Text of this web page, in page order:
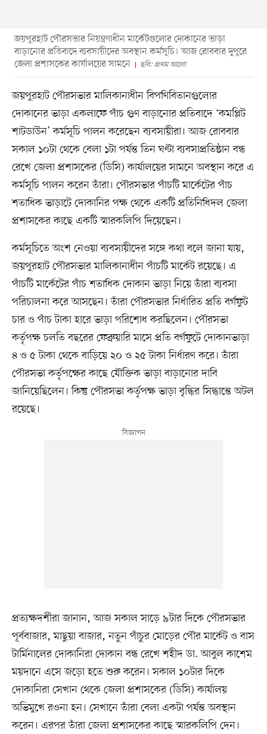
জয়পুরহাট পৌরসভার নিয়ন্ত্রণাধীন মার্কেটগুলোর দোকানের ভাড়া
বাড়ানোর প্রতিবাদে ব্যবসায়ীদের অবস্থান কর্মসূচি। আজ রোববার দুপুরে
জেলা প্রশাসকের কার্যালয়ের সামনে
ছবি: প্রথম আলো
জয়পুরহাট পৌরসভার মালিকানাধীন বিপণিবিতানগুলোর
দোকানের ভাড়া একলাফে পাঁচ গুণ বাড়ানোর প্রতিবাদে ‘কমপ্লিট
শাটডাউন’ কর্মসূচি পালন করেছেন ব্যবসায়ীরা। আজ রোববার
সকাল ১০টা থেকে বেলা ১টা পর্যন্ত তিন ঘণ্টা ব্যবসাপ্রতিষ্ঠান বন্ধ
রেখে জেলা প্রশাসকের (ডিসি) কার্যালয়ের সামনে অবস্থান করে এ
কর্মসূচি পালন করেন তাঁরা। পৌরসভার পাঁচটি মার্কেটের পাঁচ
শতাধিক ভাড়াটে দোকানির পক্ষ থেকে একটি প্রতিনিধিদল জেলা
প্রশাসকের কাছে একটি স্মারকলিপি দিয়েছেন।
কর্মসূচিতে অংশ নেওয়া ব্যবসায়ীদের সঙ্গে কথা বলে জানা যায়,
জয়পুরহাট পৌরসভার মালিকানাধীন পাঁচটি মার্কেট রয়েছে। এ
পাঁচটি মার্কেটের পাঁচ শতাধিক দোকান ভাড়া নিয়ে তাঁরা ব্যবসা
পরিচালনা করে আসছেন। তাঁরা পৌরসভার নির্ধারিত প্রতি বর্গফুট
চার ও পাঁচ টাকা হারে ভাড়া পরিশোধ করছিলেন। পৌরসভা
কর্তৃপক্ষ চলতি বছরের ফেব্রুয়ারি মাসে প্রতি বর্গফুটে দোকানভাড়া
৪ ও ৫ টাকা থেকে বাড়িয়ে ২০ ও ২৫ টাকা নির্ধারণ করে। তাঁরা
পৌরসভা কর্তৃপক্ষের কাছে যৌক্তিক ভাড়া বাড়ানোর দাবি
জানিয়েছিলেন। কিন্তু পৌরসভা কর্তৃপক্ষ ভাড়া বৃদ্ধির সিদ্ধান্তে অটল
রয়েছে।
প্রত্যক্ষদর্শীরা জানান, আজ সকাল সাড়ে ৯টার দিকে পৌরসভার
পূর্ববাজার, মাছুয়া বাজার, নতুন পাঁচুর মোড়ের পৌর মার্কেট ও বাস
টার্মিনালের দোকানিরা দোকান বন্ধ রেখে শহীদ ডা. আবুল কাশেম
ময়দানে এসে জড়ো হতে শুরু করেন। সকাল ১০টার দিকে
দোকানিরা সেখান থেকে জেলা প্রশাসকের (ডিসি) কার্যালয়
অভিমুখে রওনা হন। সেখানে তাঁরা বেলা একটা পর্যন্ত অবস্থান
করেন। এরপর তাঁরা জেলা প্রশাসকের কাছে স্মারকলিপি দেন।